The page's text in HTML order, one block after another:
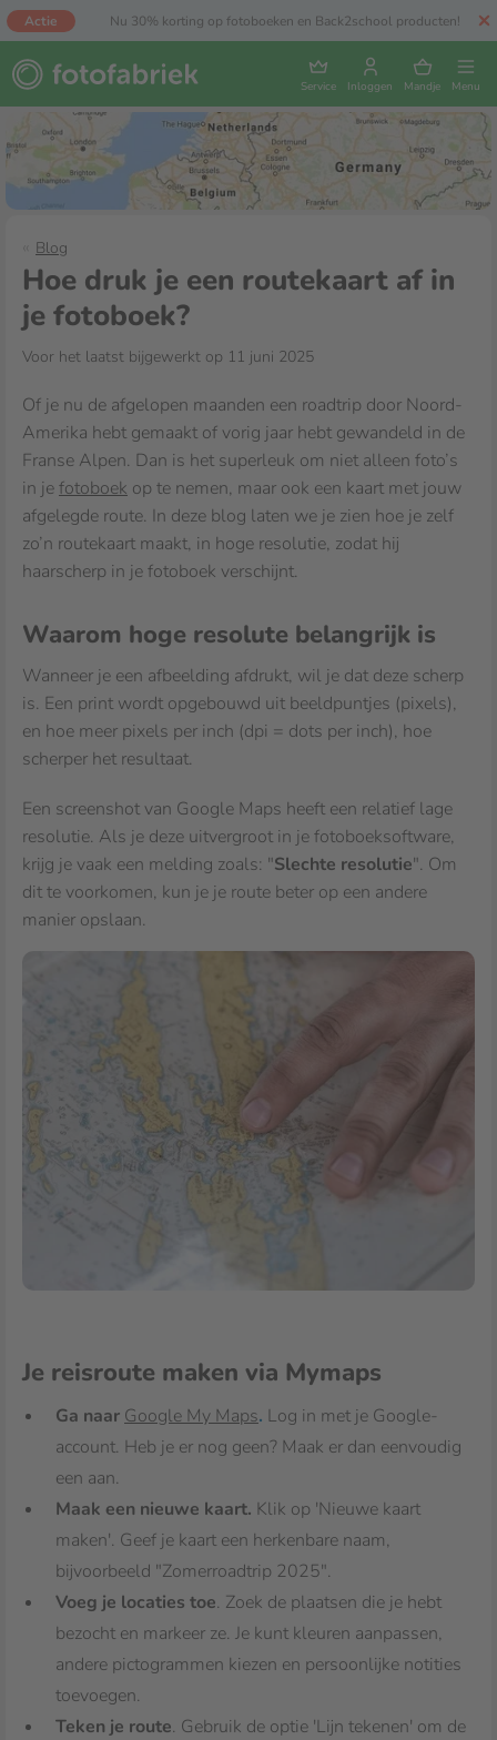
Actie Nu 30% korting op fotoboeken en Back2school producten!
Service Inloggen Mandje Menu
Blog
Hoe druk je een routekaart af in
je fotoboek?
Voor het laatst bijgewerkt op 11 juni 2025
Of je nu de afgelopen maanden een roadtrip door Noord-
Amerika hebt gemaakt of vorig jaar hebt gewandeld in de
Franse Alpen. Dan is het superleuk om niet alleen foto’s
in jefotoboek op te nemen, maar ook een kaart met jouw
afgelegde route. In deze blog laten we je zien hoe je zelf
zo’n routekaart maakt, in hoge resolutie, zodat hij
haarscherp in je fotoboek verschijnt.
Waarom hoge resolute belangrijk is
Wanneer je een afbeelding afdrukt, wil je dat deze scherp
is. Een print wordt opgebouwd uit beeldpuntjes (pixels),
en hoe meer pixels per inch (dpi = dots per inch), hoe
scherper het resultaat.
Een screenshot van Google Maps heeft een relatief lage
resolutie. Als je deze uitvergroot in je fotoboeksoftware,
krijg je vaak een melding zoals: "Slechte resolutie". Om
dit te voorkomen, kun je je route beter op een andere
manier opslaan.
Je reisroute maken via Mymaps
Ga naar Google My Maps. Log in met je Google-
account. Heb je er nog geen? Maak er dan eenvoudig
een aan.
Maak een nieuwe kaart. Klik op 'Nieuwe kaart
maken'. Geef je kaart een herkenbare naam,
bijvoorbeeld "Zomerroadtrip 2025".
Voeg je locaties toe. Zoek de plaatsen die je hebt
bezocht en markeer ze. Je kunt kleuren aanpassen,
andere pictogrammen kiezen en persoonlijke notities
toevoegen.
Teken je route. Gebruik de optie 'Lijn tekenen' om de